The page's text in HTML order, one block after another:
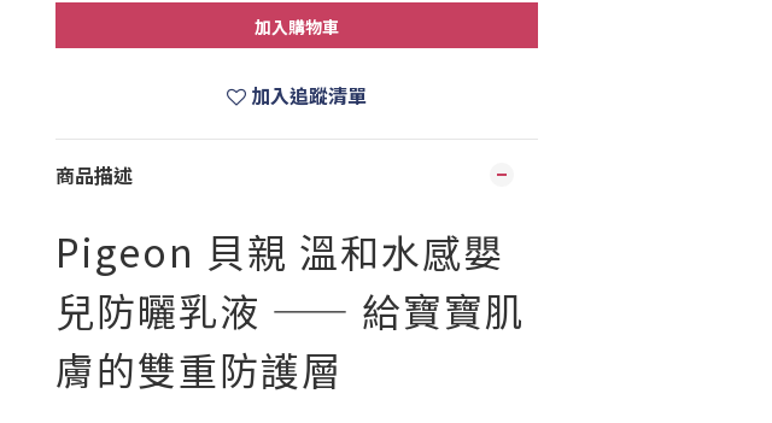
加入購物車
加入追蹤清單
商品描述
Pigeon 貝親 溫和水感嬰
兒防曬乳液 —— 給寶寶肌
膚的雙重防護層